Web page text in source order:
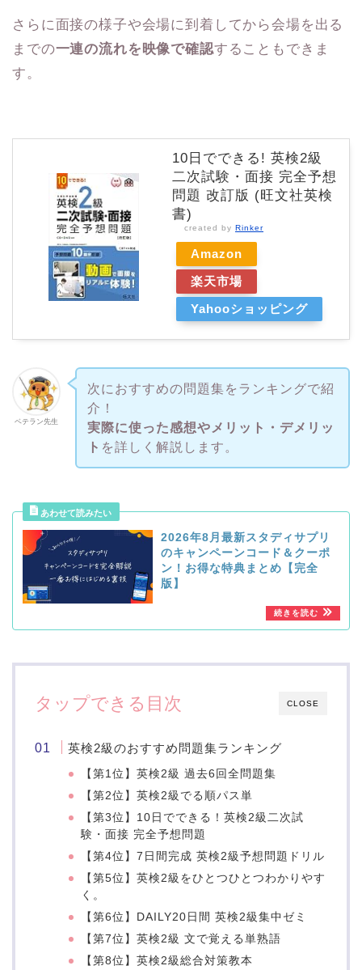
さらに面接の様子や会場に到着してから会場を出る
までの一連の流れを映像で確認することもできま
す。
10日でできる! 英検2級
二次試験・面接 完全予想
問題 改訂版 (旺文社英検
書)
created by Rinker
Amazon
楽天市場
Yahooショッピング
ベテラン先生
次におすすめの問題集をランキングで紹
介！
実際に使った感想やメリット・デメリッ
ト を詳しく解説します。
2026年8月最新スタディサプリ
のキャンペーンコード＆クーポ
ン！お得な特典まとめ【完全
版】
CLOSE
タップできる目次
英検2級のおすすめ問題集ランキング
【第1位】英検2級 過去6回全問題集
【第2位】英検2級でる順パス単
【第3位】10日でできる！英検2級二次試
験・面接 完全予想問題
【第4位】7日間完成 英検2級予想問題ドリル
【第5位】英検2級をひとつひとつわかりやす
く。
【第6位】DAILY20日間 英検2級集中ゼミ
【第7位】英検2級 文で覚える単熟語
【第8位】英検2級総合対策教本